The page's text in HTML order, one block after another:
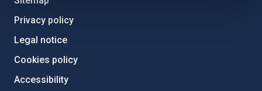
Privacy policy
Legal notice
Cookies policy
Accessibility